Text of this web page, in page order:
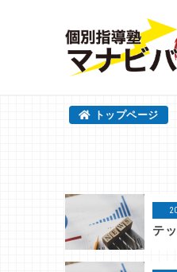
トップページ
テ